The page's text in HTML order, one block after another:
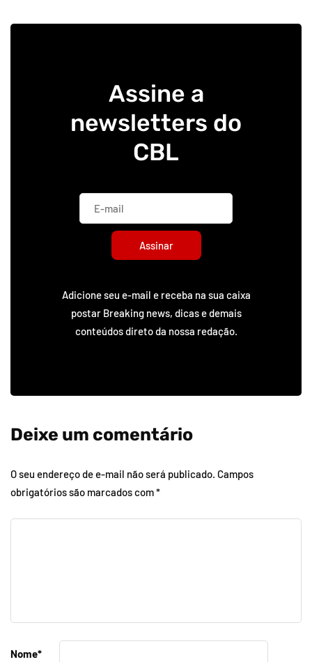
Assine a
newsletters do
CBL
Assinar
Adicione seu e-mail e receba na sua caixa
postar Breaking news, dicas e demais
conteúdos direto da nossa redação.
Deixe um comentário
O seu endereço de e-mail não será publicado. Campos
obrigatórios são marcados com*
Nome*